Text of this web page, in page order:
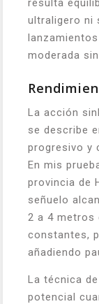
resulta
ultraligero ni
moderada
La acción
se describe
progresivo y
En mis
provincia de
señuelo
2 a 4 metros
constantes,
añadiendo
La técnica
potencial